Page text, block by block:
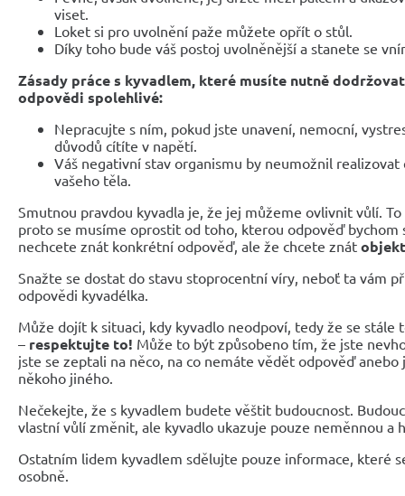
viset.
Loket si pro uvolnění paže můžete opřít o stůl.
Díky toho bude váš postoj uvolněnější a stanete se
Zásady práce s kyvadlem, které musíte nutně
odpovědi spolehlivé:
Nepracujte s ním, pokud jste unavení, nemocní,
důvodů cítíte v napětí.
Váš negativní stav organismu by neumožnil
vašeho těla.
Smutnou pravdou kyvadla je, že jej můžeme ovlivnit vůlí.
proto se musíme oprostit od toho, kterou odpověď bychom
nechcete znát konkrétní odpověď, ale že chcete znát
Snažte se dostat do stavu stoprocentní víry, neboť ta vám
odpovědi kyvadélka.
Může dojít k situaci, kdy kyvadlo neodpoví, tedy že se stále
– respektujte to! Může to být způsobeno tím, že jste
jste se zeptali na něco, na co nemáte vědět odpověď
někoho jiného.
Nečekejte, že s kyvadlem budete věštit budoucnost.
vlastní vůlí změnit, ale kyvadlo ukazuje pouze neměnnou a
Ostatním lidem kyvadlem sdělujte pouze informace, které
osobně.